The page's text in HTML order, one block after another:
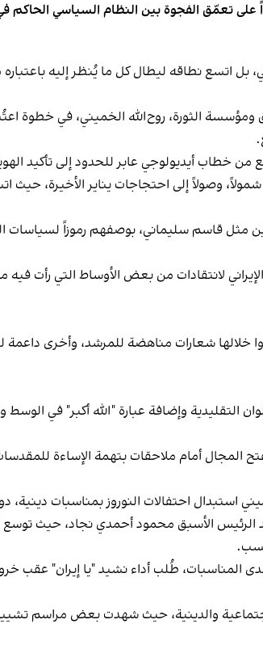
على تعمّق الفجوة بين النظام السياسي الحاكم
اتسع نطاقه ليطال كل ما يُنظر إليه باعتباره
صورة مرشد النظام السابق ومؤسسة الثورة، روح‌الله الخميني، في
من خطاب أيديولوجي عابر للحدود إلى تأكيد
أكثر شمولاً، وصولاً إلى احتجاجات يناير الأخيرة،
مثل قاسم سليماني، بوصفهم رموزاً لسياسات
العالم 2022 في قطر، حيث تعرض المنتخب الإيراني لانتقادات من بعض الأوساط
خلالها شعارات مناهضة للمرشد، وأخرى
على الألوان التقليدية وإضافة عبارة "الله أكبر" في
المجال أمام ملاحقات بتهمة الإساءة
استبدال احتفالات النوروز بمناسبات
الرئيس الأسبق محمود أحمدي‌ نجاد، حيث
ففي إحدى المناسبات، طُلب أداء نشيد "يا إيران"
والدينية، حيث شهدت بعض مراسم